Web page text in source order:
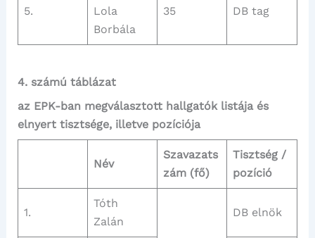
5.
Lola
Borbála
35 DB tag
4. számú táblázat
az EPK-ban megválasztott hallgatók listája és
elnyert tisztsége, illetve pozíciója
Név
Szavazats
zám (fő)
Tisztség /
pozíció
1.
Tóth
Zalán
DB elnök